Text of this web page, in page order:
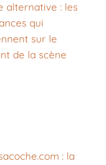
alternative : les
qui
sur le
de la scène
: la